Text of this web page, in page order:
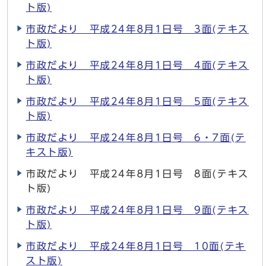
ト版)
市政だより 平成24年8月1日号 3面(テキス
ト版)
市政だより 平成24年8月1日号 4面(テキス
ト版)
市政だより 平成24年8月1日号 5面(テキス
ト版)
市政だより 平成24年8月1日号 6・7面(テ
キスト版)
市政だより 平成24年8月1日号 8面(テキス
ト版)
市政だより 平成24年8月1日号 9面(テキス
ト版)
市政だより 平成24年8月1日号 10面(テキ
スト版)